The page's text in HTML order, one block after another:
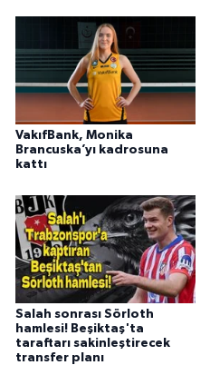
VakıfBank, Monika
Brancuska’yı kadrosuna
kattı
Salah sonrası Sörloth
hamlesi! Beşiktaş'ta
taraftarı sakinleştirecek
transfer planı